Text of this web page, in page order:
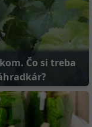
Čo si treba